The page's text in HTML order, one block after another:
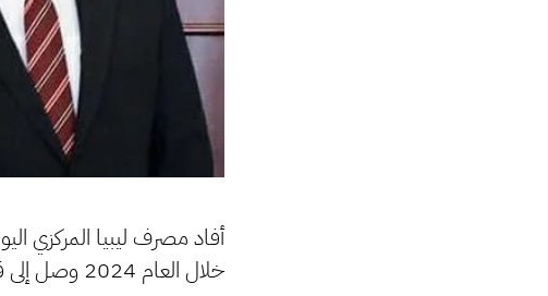
أفاد مصرف ليبيا المركزي
خلال العام 2024 وصل إلى قرابة 1.3 مليار دينار.